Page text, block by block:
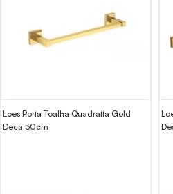
Loes Porta Toalha Quadratta Gold
Deca 30cm